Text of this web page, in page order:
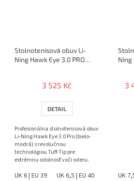
Stolnotenisová obuv Li-
Ning Hawk Eye 3.0 PRO
3 525 Kč
DETAIL
Profesionálna stolnotenisová obuv
Li-Ning Hawk Eye 3.0 Pro (bielo-
modrá) s revolučnou
technológiou Tuff-Tip pre
extrémnu odolnosť voči oderu.
UK 6 | EU 39 UK 6,5 | EU 40 UK 7,5 |
Ning
3
UK